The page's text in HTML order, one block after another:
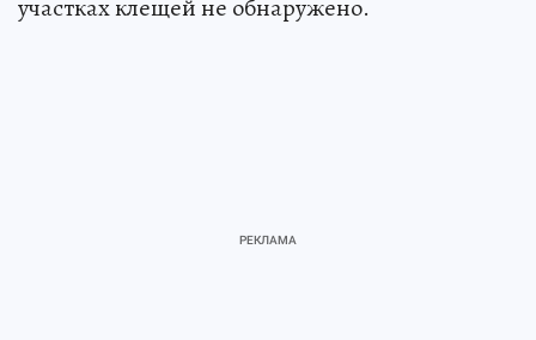
участках клещей не обнаружено.